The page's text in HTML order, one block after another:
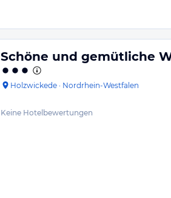
Schöne und gemütliche
Holzwickede · Nordrhein-Westfalen
Keine Hotelbewertungen